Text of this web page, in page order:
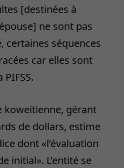
[destinées à
ne sont pas
certaines séquences
car elles sont
koweitienne, gérant
de dollars, estime
dont «l’évaluation
initial». L’entité se